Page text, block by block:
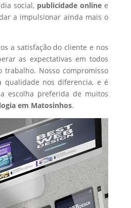
social, publicidade online e
a impulsionar ainda mais o
a satisfação do cliente e nos
as expectativas em todos
trabalho. Nosso compromisso
qualidade nos diferencia, e é
escolha preferida de muitos
em Matosinhos.